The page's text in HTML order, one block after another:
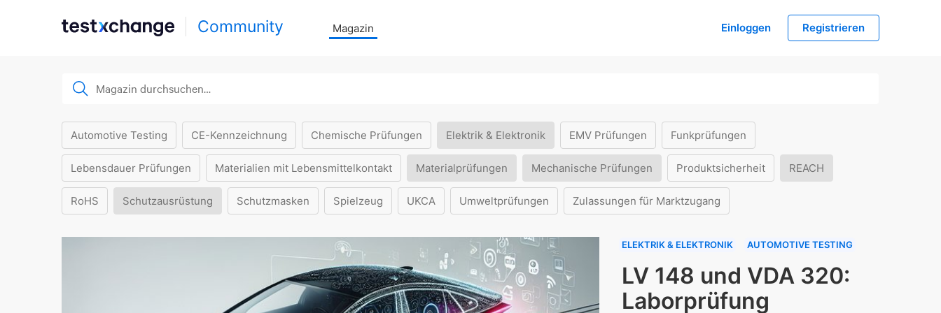
Community Magazin Einloggen Registrieren
Automotive Testing CE-Kennzeichnung Chemische Prüfungen Elektrik & Elektronik EMV Prüfungen Funkprüfungen
Lebensdauer Prüfungen Materialien mit Lebensmittelkontakt Materialprüfungen Mechanische Prüfungen Produktsicherheit REACH
RoHS Schutzausrüstung Schutzmasken Spielzeug UKCA Umweltprüfungen Zulassungen für Marktzugang
ELEKTRIK & ELEKTRONIK AUTOMOTIVE TESTING
LV 148 und VDA 320:
Laborprüfung